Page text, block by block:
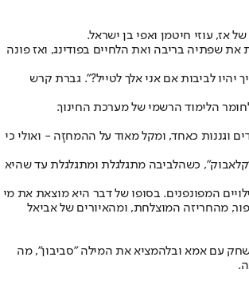
שפתיה בריבה ואת הלחיים בפודינג, ואז פונה
לביבות אם אני אלך לטייל?". גברת קרש
הלימוד הרשמי של מערכת החינוך.
וגננות כאחד, ומקל מאוד על ההמחזָה - ואולי כי
כשהלביבה מתגלגלת ומתגלגלת עד שהיא
המפונפנים. בסופו של דבר היא מוצאת את מי
מהחריזה המוצלחת, ומהאיורים של אביאל
עם אמא ובלהמציא את המילה "סביבון", מה